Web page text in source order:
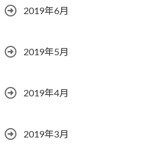
2019年6月
2019年5月
2019年4月
2019年3月